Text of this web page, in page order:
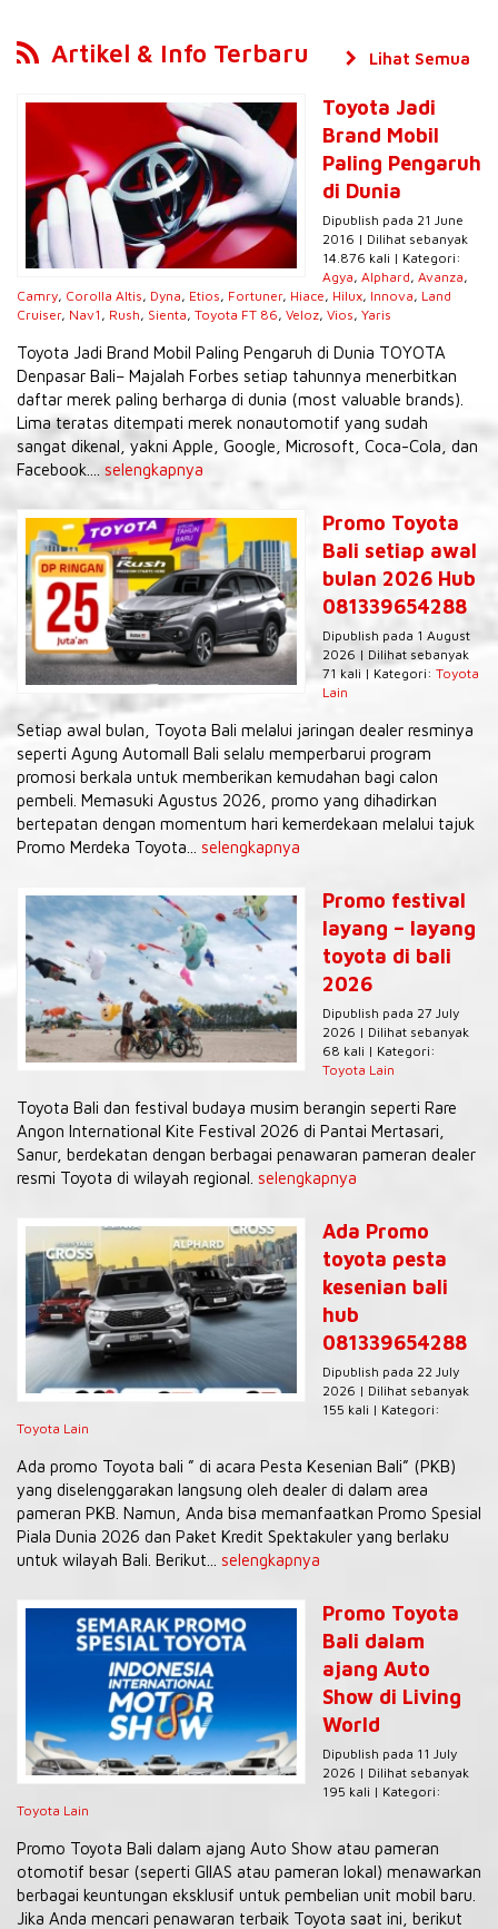
Artikel & Info Terbaru
Toyota Jadi
Brand Mobil
Paling Pengaruh
di Dunia
Dipublish pada 21 June
2016 | Dilihat sebanyak
14.876 kali | Kategori:
Agya, Alphard, Avanza,
Camry, Corolla Altis, Dyna, Etios, Fortuner, Hiace, Hilux, Innova, Land
Cruiser, Nav1 , Rush, Sienta, Toyota FT 86, Veloz, Vios, Yaris
Toyota Jadi Brand Mobil Paling Pengaruh di Dunia TOYOTA
Denpasar Bali– Majalah Forbes setiap tahunnya menerbitkan
daftar merek paling berharga di dunia (most valuable brands).
Lima teratas ditempati merek nonautomotif yang sudah
sangat dikenal, yakni Apple, Google, Microsoft, Coca-Cola, dan
Facebook.... selengkapnya
Promo Toyota
Bali setiap awal
bulan 2026 Hub
081339654288
Dipublish pada 1 August
2026 | Dilihat sebanyak
71 kali | Kategori: Toyota
Lain
Setiap awal bulan, Toyota Bali melalui jaringan dealer resminya
seperti Agung Automall Bali selalu memperbarui program
promosi berkala untuk memberikan kemudahan bagi calon
pembeli. Memasuki Agustus 2026, promo yang dihadirkan
bertepatan dengan momentum hari kemerdekaan melalui tajuk
Promo Merdeka Toyota... selengkapnya
Promo festival
layang – layang
toyota di bali
2026
Dipublish pada 27 July
2026 | Dilihat sebanyak
68 kali | Kategori:
Toyota Lain
Toyota Bali dan festival budaya musim berangin seperti Rare
Angon International Kite Festival 2026 di Pantai Mertasari,
Sanur, berdekatan dengan berbagai penawaran pameran dealer
resmi Toyota di wilayah regional. selengkapnya
Ada Promo
toyota pesta
kesenian bali
hub
081339654288
Dipublish pada 22 July
2026 | Dilihat sebanyak
155 kali | Kategori:
Toyota Lain
Ada promo Toyota bali ” di acara Pesta Kesenian Bali” (PKB)
yang diselenggarakan langsung oleh dealer di dalam area
pameran PKB. Namun, Anda bisa memanfaatkan Promo Spesial
Piala Dunia 2026 dan Paket Kredit Spektakuler yang berlaku
untuk wilayah Bali. Berikut... selengkapnya
Promo Toyota
Bali dalam
ajang Auto
Show di Living
World
Dipublish pada 11 July
2026 | Dilihat sebanyak
195 kali | Kategori:
Toyota Lain
Promo Toyota Bali dalam ajang Auto Show atau pameran
otomotif besar (seperti GIIAS atau pameran lokal) menawarkan
berbagai keuntungan eksklusif untuk pembelian unit mobil baru.
Jika Anda mencari penawaran terbaik Toyota saat ini, berikut
Lihat Semua